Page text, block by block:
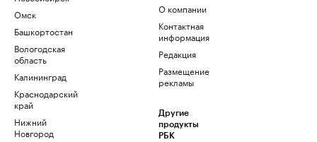
Омск
Башкортостан
Вологодская
область
Калининград
Краснодарский
край
Нижний
Новгород
О компании
Контактная
информация
Редакция
Размещение
рекламы
Другие
продукты
РБК